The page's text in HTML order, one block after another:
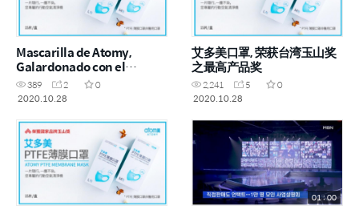
Mascarilla de Atomy,
Galardonado con el
“Premio Yushan” de
Taiwán en la Categoría de
389 2
0
2020.10.28
艾多美口罩, 荣获台湾玉山奖
之最高产品奖
2,241 5
0
2020.10.28
01 : 00